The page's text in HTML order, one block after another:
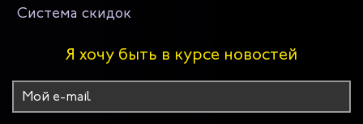
Система скидок
Я хочу быть в курсе новостей